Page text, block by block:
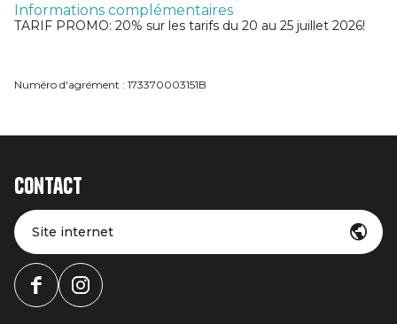
Informations complémentaires
TARIF PROMO: 20% sur les tarifs du 20 au 25 juillet 2026!
Numéro d'agrément : 173370003151B
Contact
Site internet